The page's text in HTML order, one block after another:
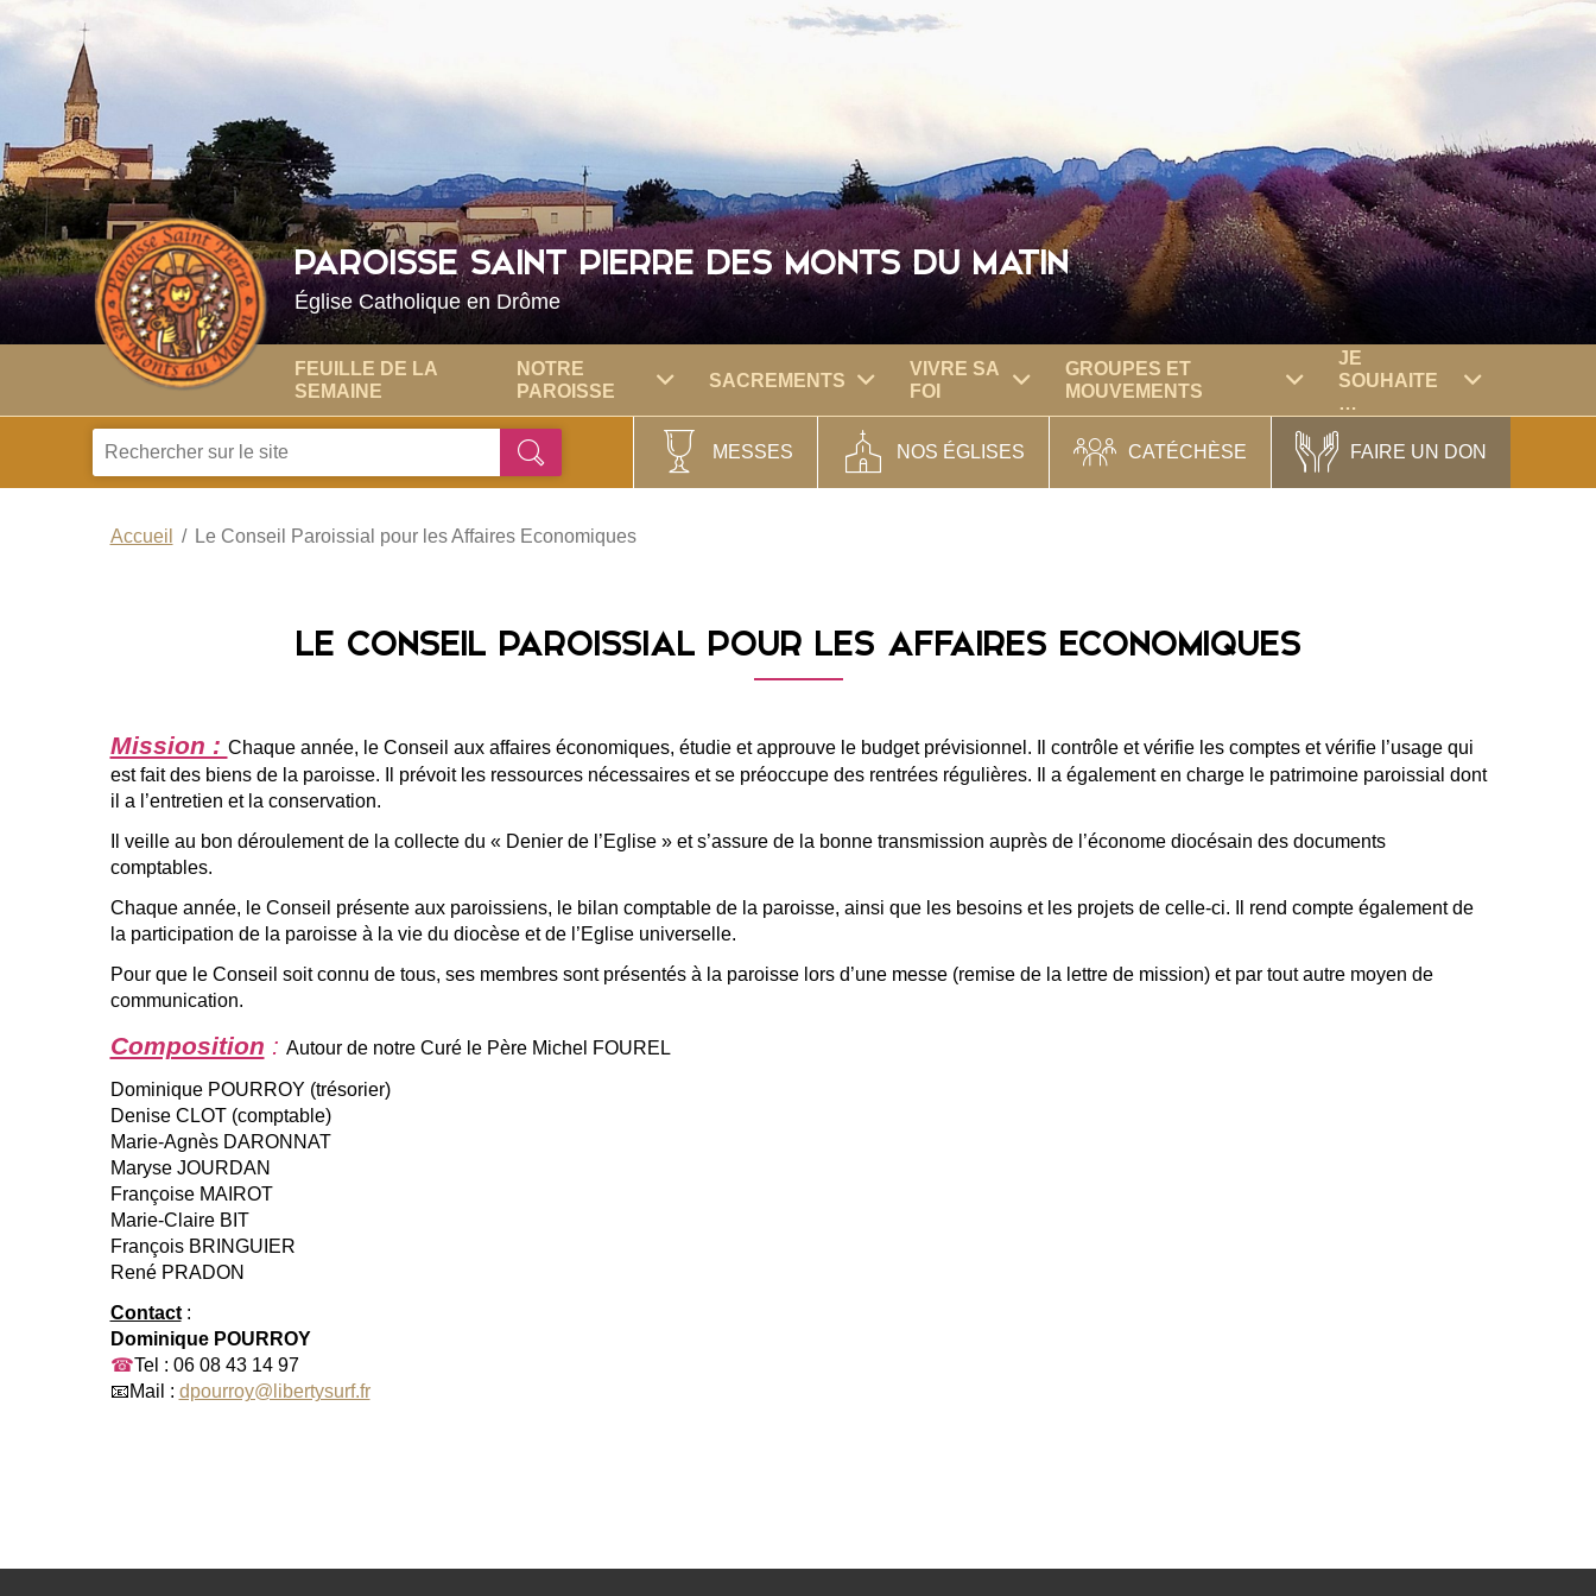
PAROISSE SAINT PIERRE DES MONTS DU MATIN
Église Catholique en Drôme
FEUILLE DE LA
SEMAINE
NOTRE
PAROISSE
SACREMENTS
VIVRE SA
FOI
GROUPES ET
MOUVEMENTS
JE
SOUHAITE
…
recherche
Ok MESSES NOS ÉGLISES CATÉCHÈSE FAIRE UN DON
Accueil Le Conseil Paroissial pour les Affaires Economiques
LE CONSEIL PAROISSIAL POUR LES AFFAIRES ECONOMIQUES
Mission : Chaque année, le Conseil aux affaires économiques, étudie et approuve le budget prévisionnel. Il contrôle et vérifie les comptes et vérifie l’usage qui
est fait des biens de la paroisse. Il prévoit les ressources nécessaires et se préoccupe des rentrées régulières. Il a également en charge le patrimoine paroissial dont
il a l’entretien et la conservation.
Il veille au bon déroulement de la collecte du « Denier de l’Eglise » et s’assure de la bonne transmission auprès de l’économe diocésain des documents
comptables.
Chaque année, le Conseil présente aux paroissiens, le bilan comptable de la paroisse, ainsi que les besoins et les projets de celle-ci. Il rend compte également de
la participation de la paroisse à la vie du diocèse et de l’Eglise universelle.
Pour que le Conseil soit connu de tous, ses membres sont présentés à la paroisse lors d’une messe (remise de la lettre de mission) et par tout autre moyen de
communication.
Composition : Autour de notre Curé le Père Michel FOUREL
Dominique POURROY (trésorier)
Denise CLOT (comptable)
Marie-Agnès DARONNAT
Maryse JOURDAN
Françoise MAIROT
Marie-Claire BIT
François BRINGUIER
René PRADON
Contact :
Dominique POURROY
☎Tel : 06 08 43 14 97
📧Mail : dpourroy@libertysurf.fr